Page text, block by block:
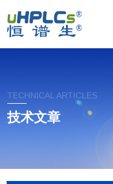
TECHNICAL ARTICLES
技术文章